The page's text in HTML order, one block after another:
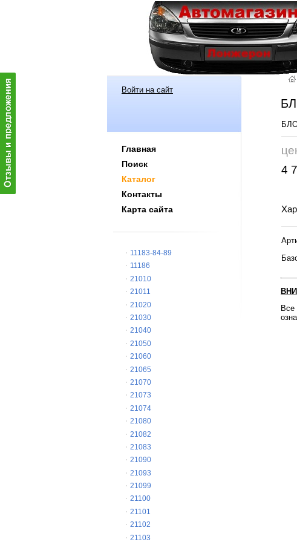
Войти на сайт
Главная
Поиск
Каталог
Контакты
Карта сайта
11183-84-89
11186
21010
21011
21020
21030
21040
21050
21060
21065
21070
21073
21074
21080
21082
21083
21090
21093
21099
21100
21101
21102
21103
4
Все